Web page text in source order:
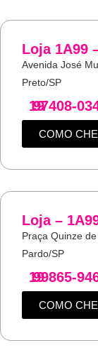
Loja 1A99
Avenida José
Preto/SP
19
97408-
COMO
Loja –
Praça Quinze
Pardo/SP
19
99865-
COMO